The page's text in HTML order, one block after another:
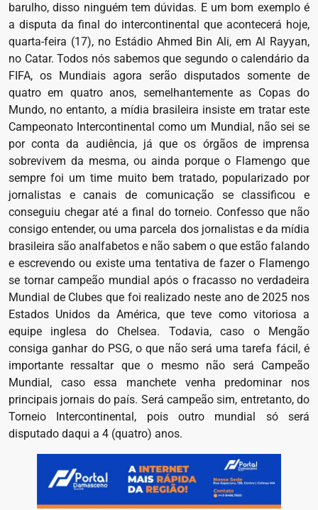
barulho, disso ninguém tem dúvidas. E um bom exemplo é
a disputa da final do intercontinental que acontecerá hoje,
quarta-feira (17), no Estádio Ahmed Bin Ali, em Al Rayyan,
no Catar. Todos nós sabemos que segundo o calendário da
FIFA, os Mundiais agora serão disputados somente de
quatro em quatro anos, semelhantemente as Copas do
Mundo, no entanto, a mídia brasileira insiste em tratar este
Campeonato Intercontinental como um Mundial, não sei se
por conta da audiência, já que os órgãos de imprensa
sobrevivem da mesma, ou ainda porque o Flamengo que
sempre foi um time muito bem tratado, popularizado por
jornalistas e canais de comunicação se classificou e
conseguiu chegar até a final do torneio. Confesso que não
consigo entender, ou uma parcela dos jornalistas e da mídia
brasileira são analfabetos e não sabem o que estão falando
e escrevendo ou existe uma tentativa de fazer o Flamengo
se tornar campeão mundial após o fracasso no verdadeira
Mundial de Clubes que foi realizado neste ano de 2025 nos
Estados Unidos da América, que teve como vitoriosa a
equipe inglesa do Chelsea. Todavia, caso o Mengão
consiga ganhar do PSG, o que não será uma tarefa fácil, é
importante ressaltar que o mesmo não será Campeão
Mundial, caso essa manchete venha predominar nos
principais jornais do país. Será campeão sim, entretanto, do
Torneio Intercontinental, pois outro mundial só será
disputado daqui a 4 (quatro) anos.